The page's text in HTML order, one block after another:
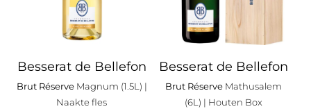
Besserat de Bellefon
Brut Réserve Magnum (1.5L) |
Naakte fles
Besserat de Bellefon
Brut Réserve Mathusalem
(6L) | Houten Box